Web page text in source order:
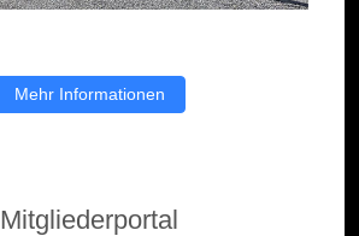
Mehr Informationen
Mitgliederportal